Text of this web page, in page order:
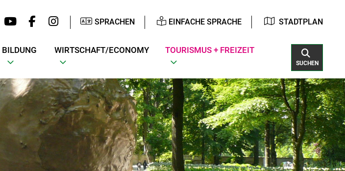
SPRACHEN EINFACHE SPRACHE STADTPLAN
BILDUNG WIRTSCHAFT/ECONOMY TOURISMUS + FREIZEIT
SUCHEN